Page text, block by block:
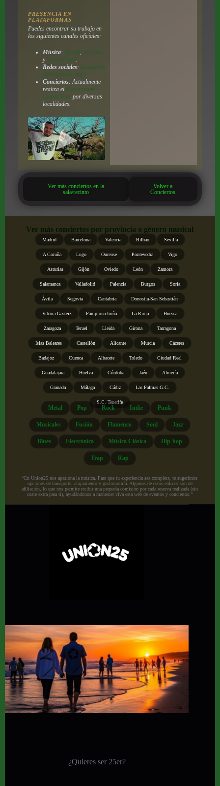
PRESENCIA EN
PLATAFORMAS
Puedes encontrar su trabajo en
los siguientes canales oficiales:
Música: Spotify, YouTube
ySoundCloud.
Redes sociales: Instagram
(@bayabaye_mgt).
Conciertos: Actualmente
realiza el Macarrisme
Català Tourpor diversas
localidades.
Ver más conciertos en la
sala/recinto
Volver a
Conciertos
Ver más conciertos por provincia o género musical
Madrid Barcelona Valencia Bilbao Sevilla
A Coruña Lugo Ourense Pontevedra Vigo
Asturias Gijón Oviedo León Zamora
Salamanca Valladolid Palencia Burgos Soria
Ávila Segovia Cantabria Donostia-San Sebastián
Vitoria-Gasteiz Pamplona-Iruña La Rioja Huesca
Zaragoza Teruel Lleida Girona Tarragona
Islas Baleares Castellón Alicante Murcia Cáceres
Badajoz Cuenca Albacete Toledo Ciudad Real
Guadalajara Huelva Córdoba Jaén Almería
Granada Málaga Cádiz Las Palmas G.C.
S.C. Tenerife
Metal Pop Rock Indie Punk
Musicales Fusión Flamenco Soul Jazz
Blues Electrónica Música Clásica Hip-hop
Trap Rap
“En Union25 nos apasiona la música. Para que tu experiencia sea completa, te sugerimos
opciones de transporte, alojamiento y gastronomía. Algunos de estos enlaces son de
afiliación, lo que nos permite recibir una pequeña comisión por cada reserva realizada (sin
coste extra para ti), ayudándonos a mantener viva esta web de eventos y conciertos.”
¿Quieres ser 25er?